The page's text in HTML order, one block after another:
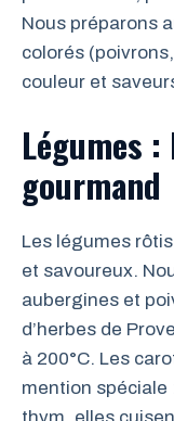
Nous préparons
colorés
couleur et
Légumes
gourmand
Les légumes
et savoureux.
aubergines et
d’herbes de
à 200°C. Les
mention spéciale
thym, elles